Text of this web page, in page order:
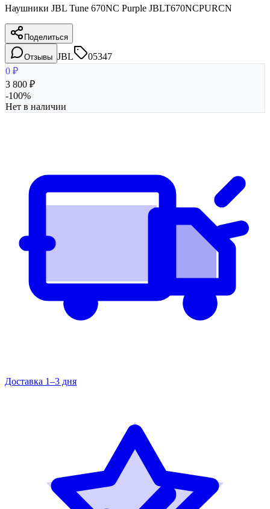
Наушники JBL Tune 670NC Purple JBLT670NCPURCN
Поделиться
Отзывы JBL
05347
0 ₽
3 800 ₽
-100%
Нет в наличии
Доставка 1–3 дня